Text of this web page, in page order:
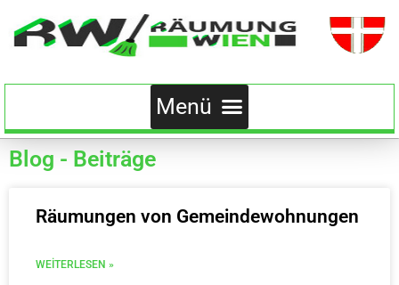
Blog - Beiträge
Räumungen von Gemeindewohnungen
WEITERLESEN »